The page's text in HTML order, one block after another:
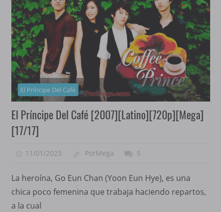
El Príncipe Del Café
El Príncipe Del Café [2007][Latino][720p][Mega]
[17/17]
11/01/2023 PorMega 5
La heroína, Go Eun Chan (Yoon Eun Hye), es una
chica poco femenina que trabaja haciendo repartos,
a la cual